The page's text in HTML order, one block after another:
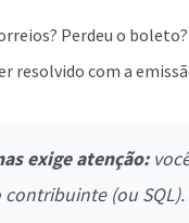
Perdeu o
resolvido com a
exige atenção:
(ou SQL).